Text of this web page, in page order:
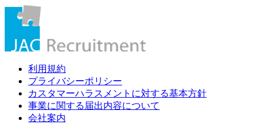
利用規約
プライバシーポリシー
カスタマーハラスメントに対する基本方針
事業に関する届出内容について
会社案内